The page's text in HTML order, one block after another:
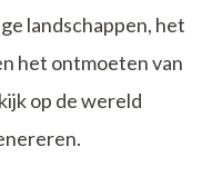
landschappen, het
het ontmoeten van
op de wereld